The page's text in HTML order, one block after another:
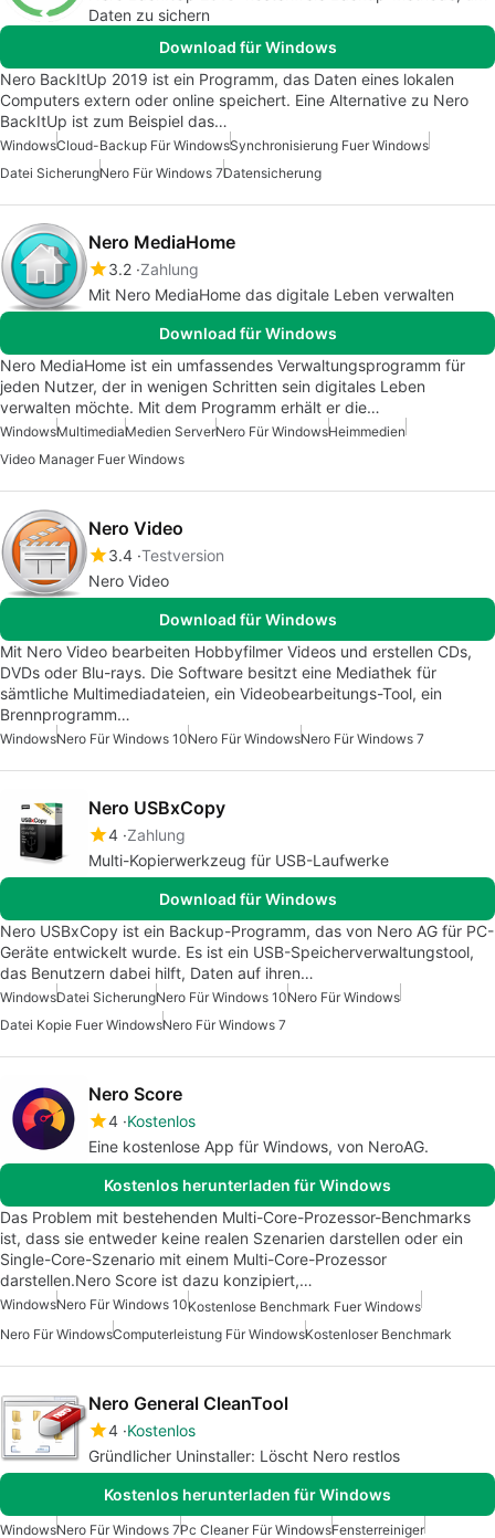
Daten zu sichern
Download für Windows
Nero BackItUp 2019 ist ein Programm, das Daten eines lokalen
Computers extern oder online speichert. Eine Alternative zu Nero
BackItUp ist zum Beispiel das…
WindowsCloud-Backup Für WindowsSynchronisierung Fuer Windows
Datei SicherungNero Für Windows 7Datensicherung
Nero MediaHome
3.2 Zahlung
Mit Nero MediaHome das digitale Leben verwalten
Download für Windows
Nero MediaHome ist ein umfassendes Verwaltungsprogramm für
jeden Nutzer, der in wenigen Schritten sein digitales Leben
verwalten möchte. Mit dem Programm erhält er die…
WindowsMultimediaMedien ServerNero Für WindowsHeimmedien
Video Manager Fuer Windows
Nero Video
3.4 Testversion
Nero Video
Download für Windows
Mit Nero Video bearbeiten Hobbyfilmer Videos und erstellen CDs,
DVDs oder Blu-rays. Die Software besitzt eine Mediathek für
sämtliche Multimediadateien, ein Videobearbeitungs-Tool, ein
Brennprogramm…
WindowsNero Für Windows 10Nero Für WindowsNero Für Windows 7
Nero USBxCopy
4 Zahlung
Multi-Kopierwerkzeug für USB-Laufwerke
Download für Windows
Nero USBxCopy ist ein Backup-Programm, das von Nero AG für PC-
Geräte entwickelt wurde. Es ist ein USB-Speicherverwaltungstool,
das Benutzern dabei hilft, Daten auf ihren…
WindowsDatei SicherungNero Für Windows 10Nero Für Windows
Datei Kopie Fuer WindowsNero Für Windows 7
Nero Score
4 Kostenlos
Eine kostenlose App für Windows, von NeroAG‬.
Kostenlos herunterladen für Windows
Das Problem mit bestehenden Multi-Core-Prozessor-Benchmarks
ist, dass sie entweder keine realen Szenarien darstellen oder ein
Single-Core-Szenario mit einem Multi-Core-Prozessor
darstellen.Nero Score ist dazu konzipiert,…
WindowsNero Für Windows 10Kostenlose Benchmark Fuer Windows
Nero Für WindowsComputerleistung Für WindowsKostenloser Benchmark
Nero General CleanTool
4 Kostenlos
Gründlicher Uninstaller: Löscht Nero restlos
Kostenlos herunterladen für Windows
WindowsNero Für Windows 7Pc Cleaner Für WindowsFensterreiniger